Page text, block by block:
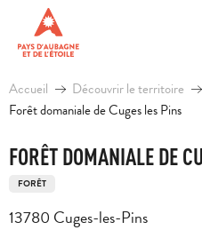
contenu
principal
Accueil Découvrir le territoire
Forêt domaniale de Cuges les Pins
FORÊT DOMANIALE DE
FORÊT
13780 Cuges-les-Pins